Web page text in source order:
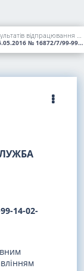
Про фіксування в актах перевірок результатів відпрацювання документально оформлених платниками податків нереальних господарських операцій
№ 16872/7/99-99-14-02-02-17
14-02-